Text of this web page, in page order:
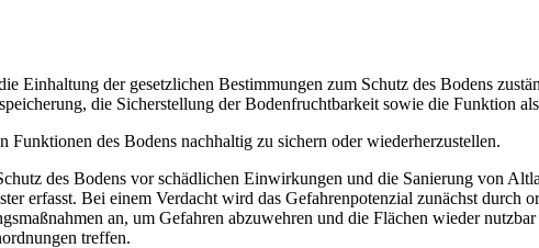
Einhaltung der gesetzlichen Bestimmungen zum Schutz des Bodens
die Sicherstellung der Bodenfruchtbarkeit sowie die Funktion
Funktionen des Bodens nachhaltig zu sichern oder wiederherzustellen.
des Bodens vor schädlichen Einwirkungen und die Sanierung von
erfasst. Bei einem Verdacht wird das Gefahrenpotenzial zunächst durch
an, um Gefahren abzuwehren und die Flächen wieder
treffen.